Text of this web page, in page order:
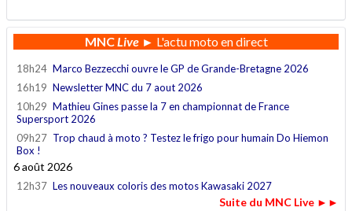
MNCLive► L'actu moto en direct
18h24 Marco Bezzecchi ouvre le GP de Grande-Bretagne 2026
16h19 Newsletter MNC du 7 aout 2026
10h29 Mathieu Gines passe la 7 en championnat de France
Supersport 2026
09h27 Trop chaud à moto ? Testez le frigo pour humain Do Hiemon
Box !
6 août 2026
12h37 Les nouveaux coloris des motos Kawasaki 2027
Suite du MNC Live ►►